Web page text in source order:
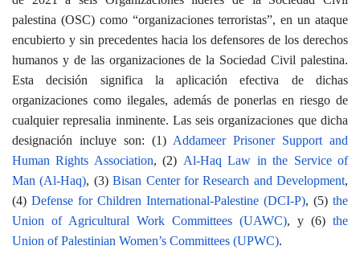
palestina (OSC) como “organizaciones terroristas”, en un ataque
encubierto y sin precedentes hacia los defensores de los derechos
humanos y de las organizaciones de la Sociedad Civil palestina.
Esta decisión significa la aplicación efectiva de dichas
organizaciones como ilegales, además de ponerlas en riesgo de
cualquier represalia inminente. Las seis organizaciones que dicha
designación incluye son: (1) Addameer Prisoner Support and
Human Rights Association, (2) Al-Haq Law in the Service of
Man (Al-Haq), (3)Bisan Center for Research and Development,
(4) Defense for Children International-Palestine (DCI-P), (5) the
Union of Agricultural Work Committees (UAWC), y (6) the
Union of Palestinian Women’s Committees (UPWC).